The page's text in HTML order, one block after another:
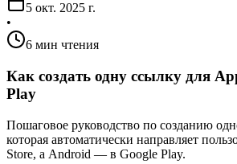
5 окт. 2025 г.
•
6 мин чтения
Как создать одну ссылку для
Play
Пошаговое руководство по созданию
которая автоматически направляет
Store, а Android — в Google Play.